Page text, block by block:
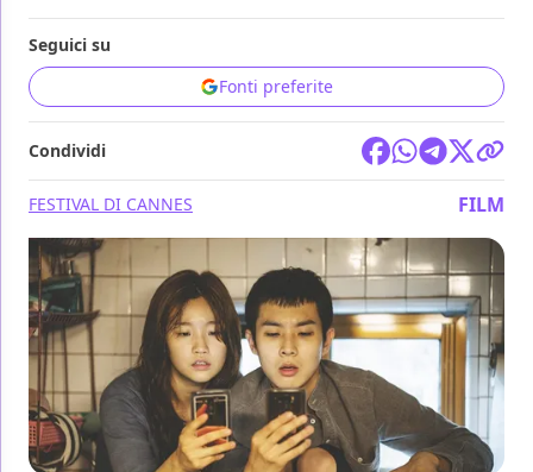
Seguici su
Fonti preferite
Condividi
FESTIVAL DI CANNES FILM